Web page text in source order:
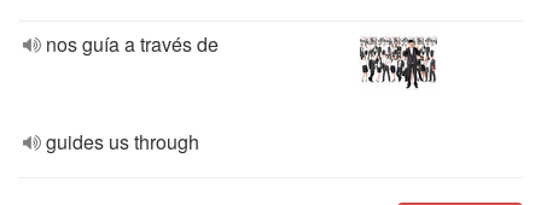
nos guía a través de
guides us through